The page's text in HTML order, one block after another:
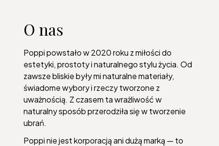
O nas
Poppi powstało w 2020 roku z miłości do
estetyki, prostoty i naturalnego stylu życia. Od
zawsze bliskie były mi naturalne materiały,
świadome wybory i rzeczy tworzone z
uważnością. Z czasem ta wrażliwość w
naturalny sposób przerodziła się w tworzenie
ubrań.
Poppi nie jest korporacją ani dużą marką — to